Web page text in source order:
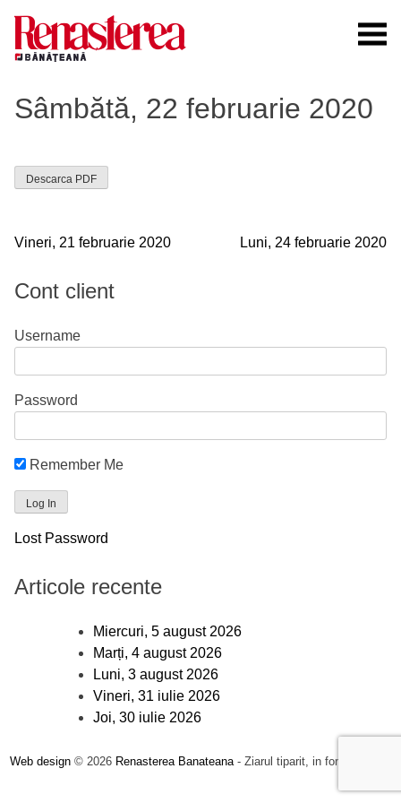
content
Sâmbătă, 22 februarie 2020
Descarca PDF
Navigare
în
Vineri, 21 februarie 2020 Luni, 24 februarie 2020
Cont client
Username
Password
Remember Me
Lost Password
Articole recente
Miercuri, 5 august 2026
Marți, 4 august 2026
Luni, 3 august 2026
Vineri, 31 iulie 2026
Joi, 30 iulie 2026
Web design© 2026 Renasterea Banateana- Ziarul tiparit, in format online